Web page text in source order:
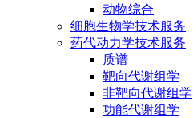
动物综合
细胞生物学技术服务
药代动力学技术服务
质谱
靶向代谢组学
非靶向代谢组学
功能代谢组学